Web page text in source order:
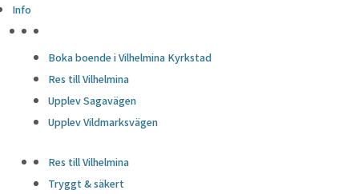
Info
Boka boende i Vilhelmina Kyrkstad
Res till Vilhelmina
Upplev Sagavägen
Upplev Vildmarksvägen
Res till Vilhelmina
Tryggt & säkert